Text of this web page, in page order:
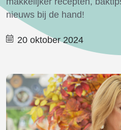
nieuws bij de hand!
20 oktober 2024